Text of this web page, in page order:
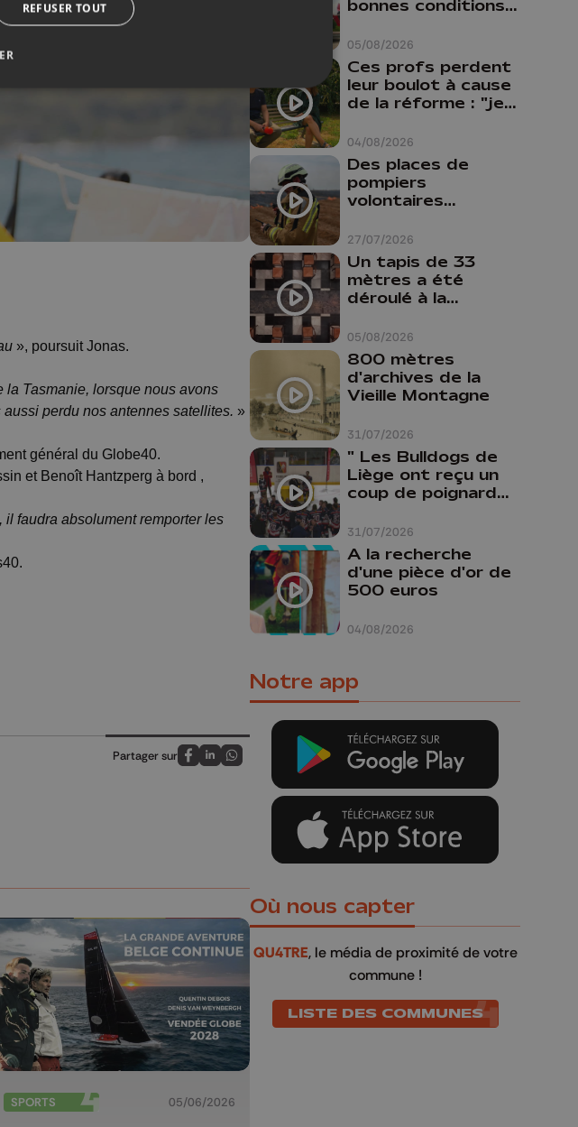
», poursuit Jonas.
la Tasmanie, lorsque nous avons
aussi perdu nos antennes satellites. »
général du Globe40.
et Benoît Hantzperg à bord ,
faudra absolument remporter les
Partager sur
Partagez sur FaceBook
Partagez sur LinkedIn
Partagez sur Whatsapp
SPORTS 05/06/2026
05/08/2026
bonnes conditions à
04/08/2026
Ces profs perdent
leur boulot à cause
de la réforme : "je
comme prof que
comme
pharmacienne"
27/07/2026
Des places de
pompiers
volontaires
province de Liège :
"Un citoyen qui
n'est formé ne
peut pas nous
aider"
05/08/2026
Un tapis de 33
mètres a été
déroulé à la
Liège
31/07/2026
800 mètres
d'archives de la
Vieille Montagne
31/07/2026
" Les Bulldogs de
Liège ont reçu un
coup de poignard
04/08/2026
A la recherche
d'une pièce d'or de
500 euros
Notre app
Où nous capter
QU4TRE, le média de proximité de votre
commune !
LISTE DES COMMUNES
REFUSER TOUT